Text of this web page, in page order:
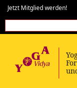
Jetzt Mitglied werden!